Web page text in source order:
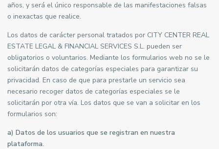
años, y será el único responsable de las manifestaciones falsas
o inexactas que realice.
Los datos de carácter personal tratados por CITY CENTER REAL
ESTATE LEGAL & FINANCIAL SERVICES S.L. pueden ser
obligatorios o voluntarios. Mediante los formularios web no se le
solicitarán datos de categorías especiales para garantizar su
privacidad. En caso de que para prestarle un servicio sea
necesario recoger datos de categorías especiales se le
solicitarán por otra vía. Los datos que se van a solicitar en los
formularios son:
a) Datos de los usuarios que se registran en nuestra
plataforma.